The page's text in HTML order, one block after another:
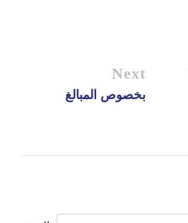
Next
بخصوص المبالغ